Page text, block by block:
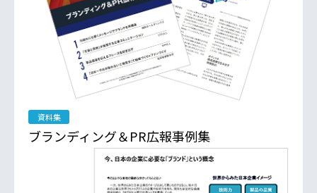
資料集
ブランディング＆PR広報事例集